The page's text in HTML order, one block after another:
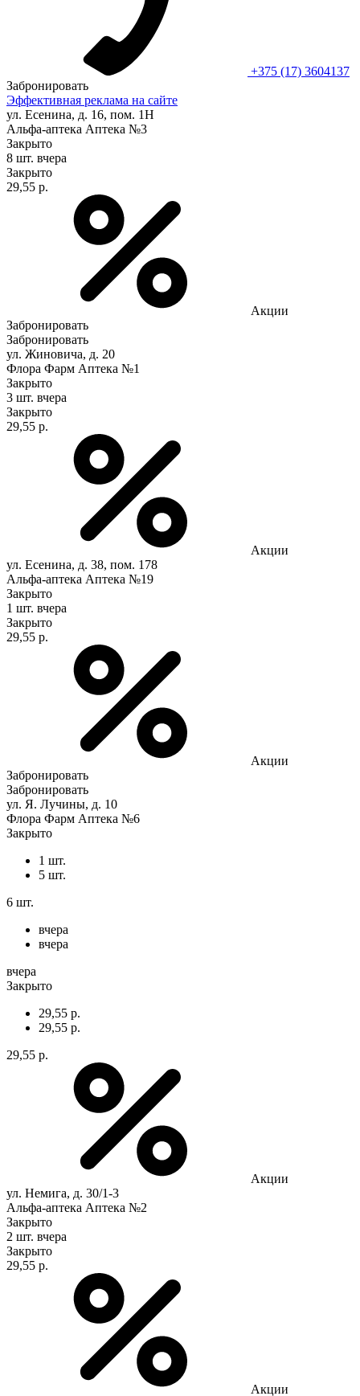
+375 (17) 3604137
Забронировать
Эффективная реклама на сайте
ул. Есенина, д. 16, пом. 1Н
Альфа-аптека Аптека №3
Закрыто
8 шт. вчера
Закрыто
29,55 р.
Акции
Забронировать
Забронировать
ул. Жиновича, д. 20
Флора Фарм Аптека №1
Закрыто
3 шт. вчера
Закрыто
29,55 р.
Акции
ул. Есенина, д. 38, пом. 178
Альфа-аптека Аптека №19
Закрыто
1 шт. вчера
Закрыто
29,55 р.
Акции
Забронировать
Забронировать
ул. Я. Лучины, д. 10
Флора Фарм Аптека №6
Закрыто
1 шт.
5 шт.
6 шт.
вчера
вчера
вчера
Закрыто
29,55 р.
29,55 р.
29,55 р.
Акции
ул. Немига, д. 30/1-3
Альфа-аптека Аптека №2
Закрыто
2 шт. вчера
Закрыто
29,55 р.
Акции